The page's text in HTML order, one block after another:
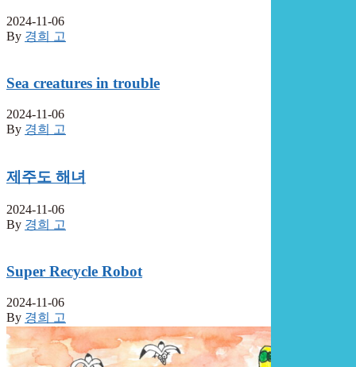
2024-11-06
By 경희 고
Sea creatures in trouble
2024-11-06
By 경희 고
제주도 해녀
2024-11-06
By 경희 고
Super Recycle Robot
2024-11-06
By 경희 고